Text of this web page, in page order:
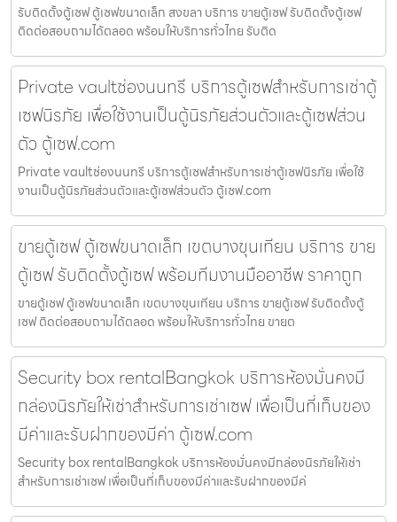
รับติดตั้งตู้เซฟ ตู้เซฟขนาดเล็ก สงขลา บริการ ขายตู้เซฟ รับติดตั้งตู้เซฟ
ติดต่อสอบถามได้ตลอด พร้อมให้บริการทั่วไทย รับติด
Private vaultช่องนนทรี บริการตู้เซฟสำหรับการเช่าตู้
เซฟนิรภัย เพื่อใช้งานเป็นตู้นิรภัยส่วนตัวและตู้เซฟส่วน
ตัว ตู้เซฟ.com
Private vaultช่องนนทรี บริการตู้เซฟสำหรับการเช่าตู้เซฟนิรภัย เพื่อใช้
งานเป็นตู้นิรภัยส่วนตัวและตู้เซฟส่วนตัว ตู้เซฟ.com
ขายตู้เซฟ ตู้เซฟขนาดเล็ก เขตบางขุนเทียน บริการ ขาย
ตู้เซฟ รับติดตั้งตู้เซฟ พร้อมทีมงานมืออาชีพ ราคาถูก
ขายตู้เซฟ ตู้เซฟขนาดเล็ก เขตบางขุนเทียน บริการ ขายตู้เซฟ รับติดตั้งตู้
เซฟ ติดต่อสอบถามได้ตลอด พร้อมให้บริการทั่วไทย ขายต
Security box rentalBangkok บริการห้องมั่นคงมี
กล่องนิรภัยให้เช่าสำหรับการเช่าเซฟ เพื่อเป็นที่เก็บของ
มีค่าและรับฝากของมีค่า ตู้เซฟ.com
Security box rentalBangkok บริการห้องมั่นคงมีกล่องนิรภัยให้เช่า
สำหรับการเช่าเซฟ เพื่อเป็นที่เก็บของมีค่าและรับฝากของมีค่